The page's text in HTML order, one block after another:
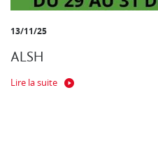
13/11/25
ALSH
Lire la suite